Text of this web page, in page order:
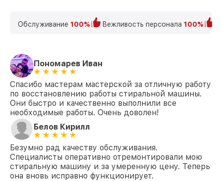
Обслуживание 100% Вежливость персонала 100%
Пономарев Иван
Спасибо мастерам мастерской за отличную работу
по восстановлению работы стиральной машины.
Они быстро и качественно выполнили все
необходимые работы. Очень доволен!
Белов Кирилл
Безумно рад качеству обслуживания.
Специалисты оперативно отремонтировали мою
стиральную машину и за умеренную цену. Теперь
она вновь исправно функционирует.